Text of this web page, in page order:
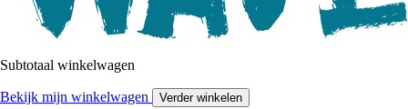
Subtotaal winkelwagen
Bekijk mijn winkelwagen Verder winkelen